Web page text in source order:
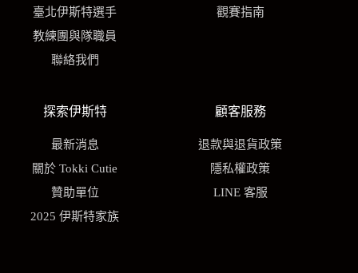
臺北伊斯特選手
教練團與隊職員
聯絡我們
觀賽指南
探索伊斯特
最新消息
關於 Tokki Cutie
贊助單位
2025 伊斯特家族
顧客服務
退款與退貨政策
隱私權政策
LINE 客服